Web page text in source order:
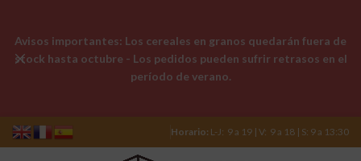
Horario: L-J: 9 a 19 | V: 9 a 18 | S: 9 a 13:30
Avisos importantes: Los cereales en granos quedarán fuera de
stock hasta octubre - Los pedidos pueden sufrir retrasos en el
período de verano.